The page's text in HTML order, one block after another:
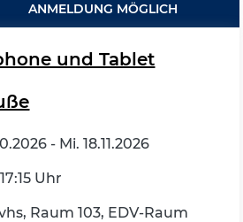
ANMELDUNG MÖGLICH
und Tablet
- Mi. 18.11.2026
Uhr
Raum 103, EDV-Raum